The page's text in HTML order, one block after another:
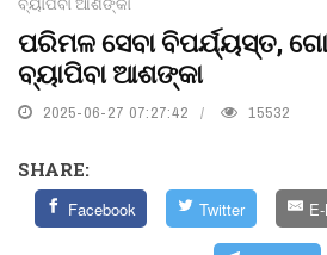
ପରିମଳ ସେବା ବିପର୍ଯ୍ୟସ୍ତ,
ବ୍ୟାପିବା ଆଶଙ୍କା
2025-06-27 07:27:42 15532
SHARE:
Facebook Twitter